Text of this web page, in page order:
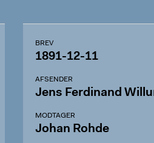
BREV
1891-12-11
AFSENDER
Jens Ferdinand
MODTAGER
Johan Rohde